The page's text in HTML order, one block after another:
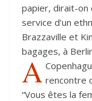
papier, dirait-on
service d’un
Brazzaville et
bagages, à
A rencontre
“Vous êtes la